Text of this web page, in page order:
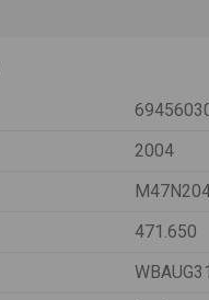
2004
471.650